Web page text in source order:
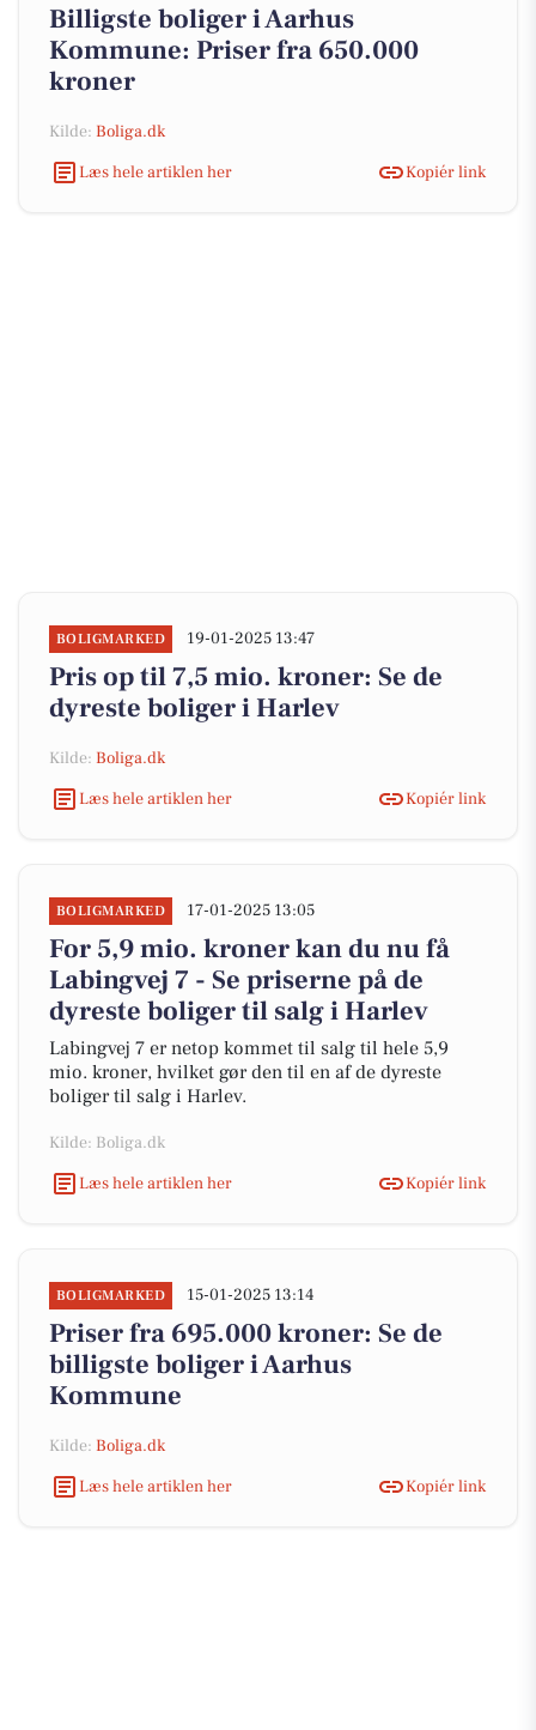
Billigste boliger i Aarhus
Kommune: Priser fra 650.000
kroner
Kilde: Boliga.dk
Læs hele artiklen her
Kopiér link
BOLIGMARKED 19-01-2025 13:47
Pris op til 7,5 mio. kroner: Se de
dyreste boliger i Harlev
Kilde: Boliga.dk
Læs hele artiklen her
Kopiér link
BOLIGMARKED 17-01-2025 13:05
For 5,9 mio. kroner kan du nu få
Labingvej 7 - Se priserne på de
dyreste boliger til salg i Harlev
Labingvej 7 er netop kommet til salg til hele 5,9
mio. kroner, hvilket gør den til en af de dyreste
boliger til salg i Harlev.
Kilde: Boliga.dk
Læs hele artiklen her
Kopiér link
BOLIGMARKED 15-01-2025 13:14
Priser fra 695.000 kroner: Se de
billigste boliger i Aarhus
Kommune
Kilde: Boliga.dk
Læs hele artiklen her
Kopiér link